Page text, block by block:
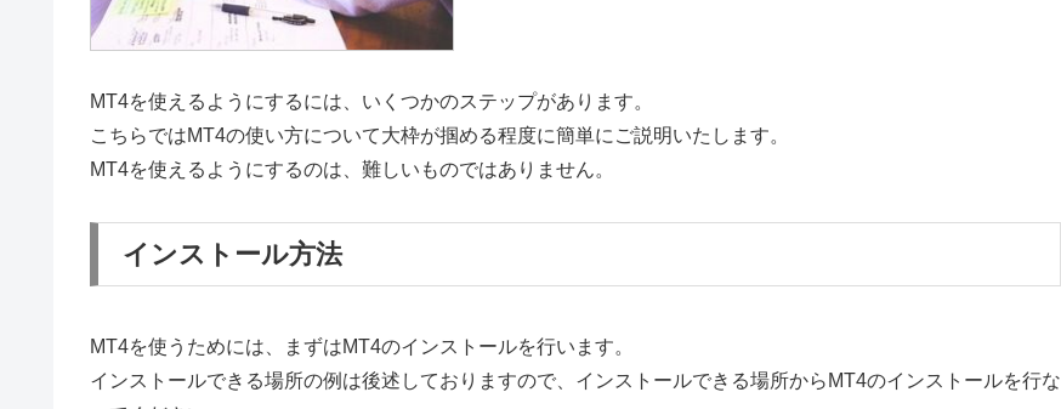
MT4を使えるようにするには、いくつかのステップがあります。
こちらではMT4の使い方について大枠が掴める程度に簡単にご説明いたします。
MT4を使えるようにするのは、難しいものではありません。
インストール方法
MT4を使うためには、まずはMT4のインストールを行います。
インストールできる場所の例は後述しておりますので、インストールできる場所からMT4のインストールを行な